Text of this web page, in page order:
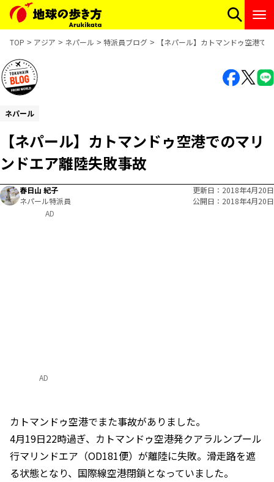
TOP アジア ネパール 特派員ブログ 【ネパール】カトマンドゥ空港で
ネパール
【ネパール】カトマンドゥ空港でのマリ
ンドエア離陸失敗事故
春日山 紀子
ネパール特派員
更新日
2018年4月20日
公開日
2018年4月20日
AD
カトマンドゥ空港でまた事故がありました。
4月19日22時過ぎ、カトマンドゥ空港発クアラルンプール
行マリンドエア（OD181便）が離陸に失敗。滑走路を遮
る状態となり、国際線空港閉鎖となっていました。
AD